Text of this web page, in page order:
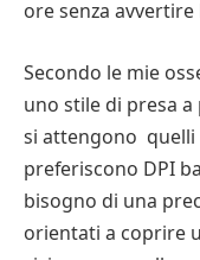
ore senza
Secondo le mie
uno stile di presa
si attengono quelli
preferiscono DPI
bisogno di una
orientati a coprire